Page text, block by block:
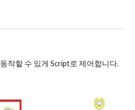
작할 수 있게 Script로 제어합니다.